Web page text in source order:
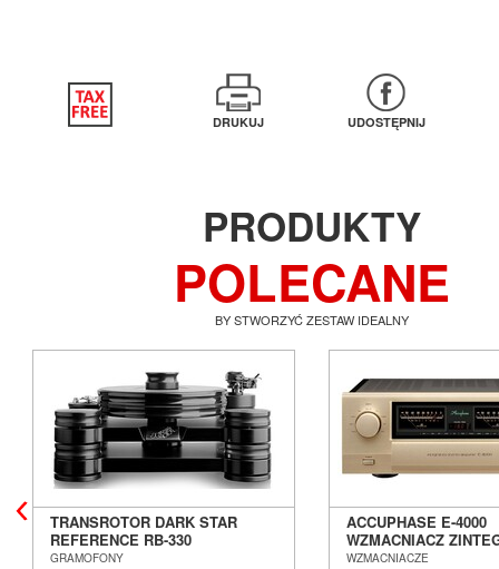
DRUKUJ UDOSTĘPNIJ
PRODUKTY
POLECANE
BY STWORZYĆ ZESTAW IDEALNY
TRANSROTOR DARK STAR
REFERENCE RB-330
GRAMOFON ANALOGOWY
GRAMOFONY
ACCUPHASE E-4000
WZMACNIACZ
SALON POZNAŃ
WZMACNIACZE